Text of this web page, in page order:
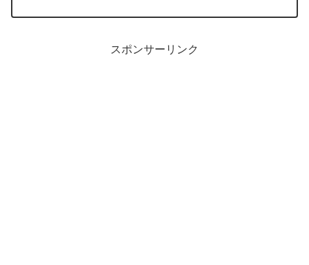
スポンサーリンク